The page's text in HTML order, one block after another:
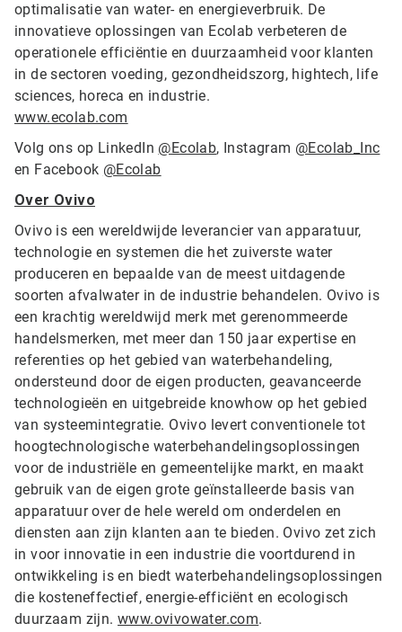
optimalisatie van water- en energieverbruik. De
innovatieve oplossingen van Ecolab verbeteren de
operationele efficiëntie en duurzaamheid voor klanten
in de sectoren voeding, gezondheidszorg, hightech, life
sciences, horeca en industrie.
www.ecolab.com
Volg ons op LinkedIn @Ecolab, Instagram @Ecolab_Inc
en Facebook @Ecolab
Over Ovivo
Ovivo is een wereldwijde leverancier van apparatuur,
technologie en systemen die het zuiverste water
produceren en bepaalde van de meest uitdagende
soorten afvalwater in de industrie behandelen. Ovivo is
een krachtig wereldwijd merk met gerenommeerde
handelsmerken, met meer dan 150 jaar expertise en
referenties op het gebied van waterbehandeling,
ondersteund door de eigen producten, geavanceerde
technologieën en uitgebreide knowhow op het gebied
van systeemintegratie. Ovivo levert conventionele tot
hoogtechnologische waterbehandelingsoplossingen
voor de industriële en gemeentelijke markt, en maakt
gebruik van de eigen grote geïnstalleerde basis van
apparatuur over de hele wereld om onderdelen en
diensten aan zijn klanten aan te bieden. Ovivo zet zich
in voor innovatie in een industrie die voortdurend in
ontwikkeling is en biedt waterbehandelingsoplossingen
die kosteneffectief, energie-efficiënt en ecologisch
duurzaam zijn.www.ovivowater.com.